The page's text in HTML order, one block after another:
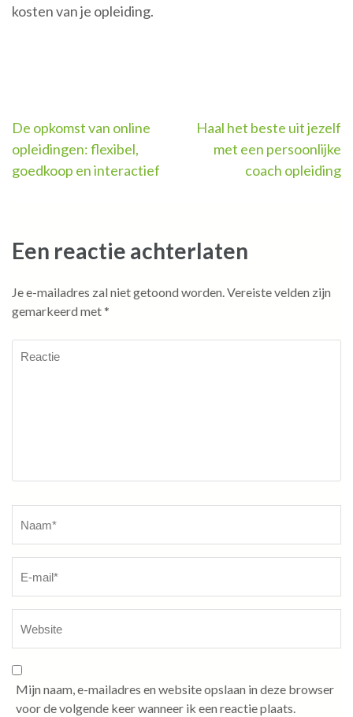
kosten van je opleiding.
Berichtnavigatie
De opkomst van online
opleidingen: flexibel,
goedkoop en interactief
Haal het beste uit jezelf
met een persoonlijke
coach opleiding
Een reactie achterlaten
Je e-mailadres zal niet getoond worden.Vereiste velden zijn
gemarkeerd met*
Mijn naam, e-mailadres en website opslaan in deze browser
voor de volgende keer wanneer ik een reactie plaats.